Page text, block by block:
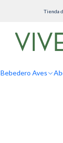
Bebedero Aves
Tienda
Decoración de